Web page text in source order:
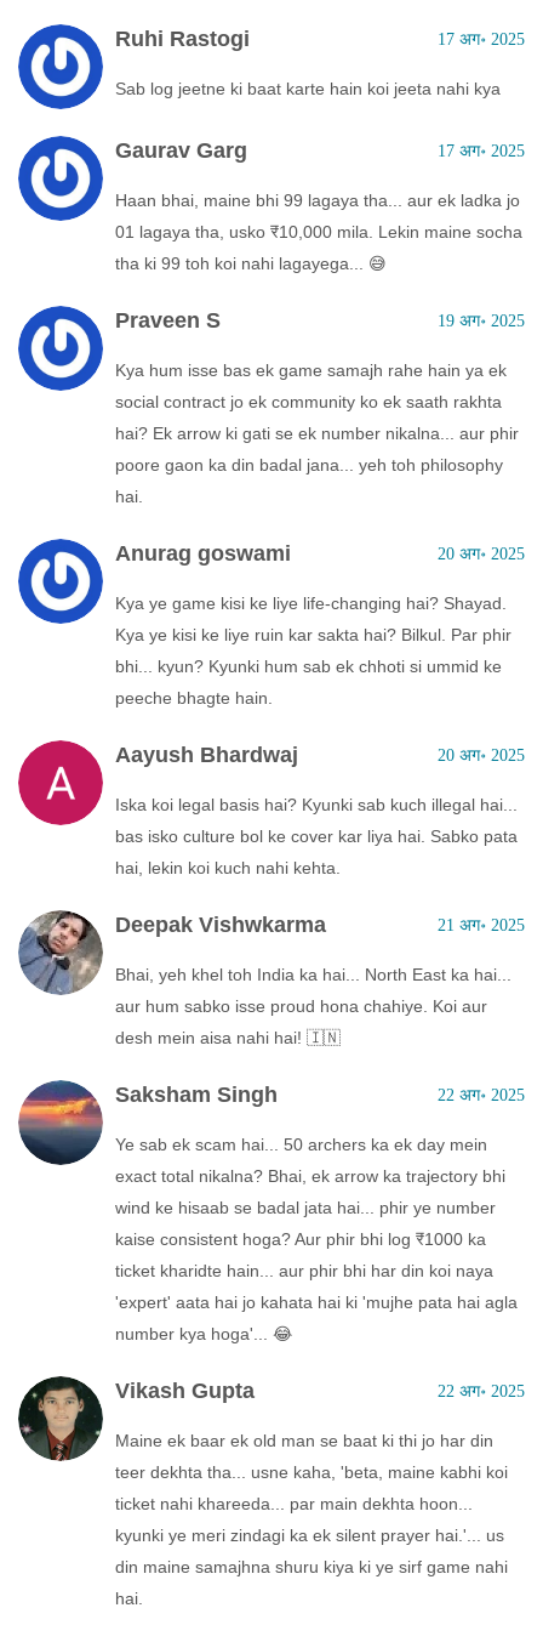
Ruhi Rastogi 17 अग॰ 2025
Sab log jeetne ki baat karte hain koi jeeta nahi kya
Gaurav Garg 17 अग॰ 2025
Haan bhai, maine bhi 99 lagaya tha... aur ek ladka jo
01 lagaya tha, usko ₹10,000 mila. Lekin maine socha
tha ki 99 toh koi nahi lagayega... 😅
Praveen S 19 अग॰ 2025
Kya hum isse bas ek game samajh rahe hain ya ek
social contract jo ek community ko ek saath rakhta
hai? Ek arrow ki gati se ek number nikalna... aur phir
poore gaon ka din badal jana... yeh toh philosophy
hai.
Anurag goswami 20 अग॰ 2025
Kya ye game kisi ke liye life-changing hai? Shayad.
Kya ye kisi ke liye ruin kar sakta hai? Bilkul. Par phir
bhi... kyun? Kyunki hum sab ek chhoti si ummid ke
peeche bhagte hain.
Aayush Bhardwaj 20 अग॰ 2025
Iska koi legal basis hai? Kyunki sab kuch illegal hai...
bas isko culture bol ke cover kar liya hai. Sabko pata
hai, lekin koi kuch nahi kehta.
Deepak Vishwkarma 21 अग॰ 2025
Bhai, yeh khel toh India ka hai... North East ka hai...
aur hum sabko isse proud hona chahiye. Koi aur
desh mein aisa nahi hai! 🇮🇳
Saksham Singh 22 अग॰ 2025
Ye sab ek scam hai... 50 archers ka ek day mein
exact total nikalna? Bhai, ek arrow ka trajectory bhi
wind ke hisaab se badal jata hai... phir ye number
kaise consistent hoga? Aur phir bhi log ₹1000 ka
ticket kharidte hain... aur phir bhi har din koi naya
'expert' aata hai jo kahata hai ki 'mujhe pata hai agla
number kya hoga'... 😂
Vikash Gupta 22 अग॰ 2025
Maine ek baar ek old man se baat ki thi jo har din
teer dekhta tha... usne kaha, 'beta, maine kabhi koi
ticket nahi khareeda... par main dekhta hoon...
kyunki ye meri zindagi ka ek silent prayer hai.'... us
din maine samajhna shuru kiya ki ye sirf game nahi
hai.